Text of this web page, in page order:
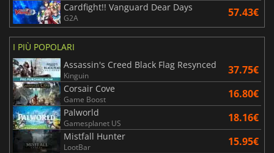
Cardfight!! Vanguard Dear Days
G2A 57.43€
I PIÙ POPOLARI
Assassin's Creed Black Flag Resynced
Kinguin 37.75€
Corsair Cove
Game Boost 16.80€
Palworld
Gamesplanet US 18.16€
Mistfall Hunter
LootBar 15.95€